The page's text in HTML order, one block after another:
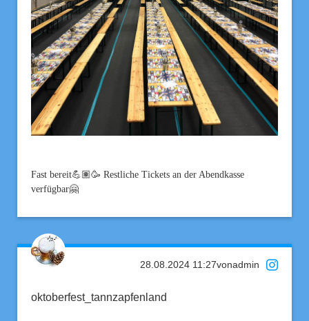
Fast bereit💪🏽🥳 Restliche Tickets an der Abendkasse
verfügbar🤗
28.08.2024 11:27vonadmin
oktoberfest_tannzapfenland